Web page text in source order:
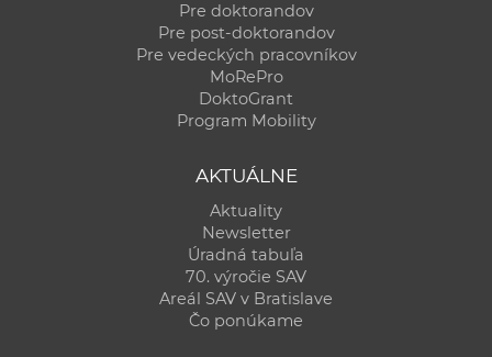
Pre doktorandov
Pre post-doktorandov
Pre vedeckých pracovníkov
MoRePro
DoktoGrant
Program Mobility
AKTUÁLNE
Aktuality
Newsletter
Úradná tabuľa
70. výročie SAV
Areál SAV v Bratislave
Čo ponúkame